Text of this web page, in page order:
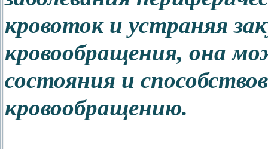
кровоток и устраняя
кровообращения, она
состояния и
кровообращению.